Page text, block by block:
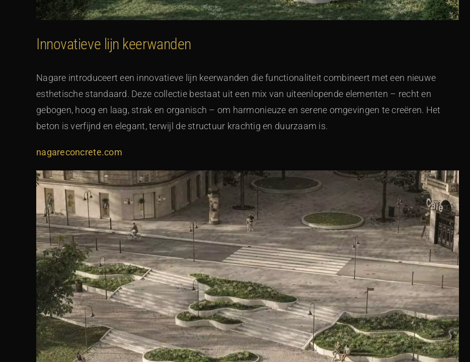
Innovatieve lijn keerwanden
Nagare introduceert een innovatieve lijn keerwanden die functionaliteit combineert met een nieuwe
esthetische standaard. Deze collectie bestaat uit een mix van uiteenlopende elementen – recht en
gebogen, hoog en laag, strak en organisch – om harmonieuze en serene omgevingen te creëren. Het
beton is verfijnd en elegant, terwijl de structuur krachtig en duurzaam is.
nagareconcrete.com